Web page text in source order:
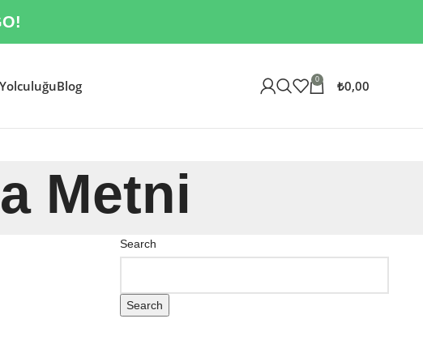
Blog 0 ₺0,00
Metni
Search
Search